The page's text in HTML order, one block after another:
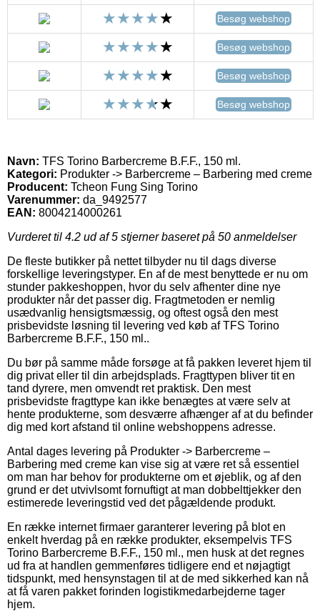
Besøg webshop
Besøg webshop
Besøg webshop
Besøg webshop
Navn: TFS Torino Barbercreme B.F.F., 150 ml.
Kategori: Produkter -> Barbercreme – Barbering med creme
Producent: Tcheon Fung Sing Torino
Varenummer: da_9492577
EAN: 8004214000261
Vurderet til 4.2 ud af 5 stjerner baseret på 50 anmeldelser
De fleste butikker på nettet tilbyder nu til dags diverse
forskellige leveringstyper. En af de mest benyttede er nu om
stunder pakkeshoppen, hvor du selv afhenter dine nye
produkter når det passer dig. Fragtmetoden er nemlig
usædvanlig hensigtsmæssig, og oftest også den mest
prisbevidste løsning til levering ved køb af TFS Torino
Barbercreme B.F.F., 150 ml..
Du bør på samme måde forsøge at få pakken leveret hjem til
dig privat eller til din arbejdsplads. Fragttypen bliver tit en
tand dyrere, men omvendt ret praktisk. Den mest
prisbevidste fragttype kan ikke benægtes at være selv at
hente produkterne, som desværre afhænger af at du befinder
dig med kort afstand til online webshoppens adresse.
Antal dages levering på Produkter -> Barbercreme –
Barbering med creme kan vise sig at være ret så essentiel
om man har behov for produkterne om et øjeblik, og af den
grund er det utvivlsomt fornuftigt at man dobbelttjekker den
estimerede leveringstid ved det pågældende produkt.
En række internet firmaer garanterer levering på blot en
enkelt hverdag på en række produkter, eksempelvis TFS
Torino Barbercreme B.F.F., 150 ml., men husk at det regnes
ud fra at handlen gemmenføres tidligere end et nøjagtigt
tidspunkt, med hensynstagen til at de med sikkerhed kan nå
at få varen pakket forinden logistikmedarbejderne tager
hjem.